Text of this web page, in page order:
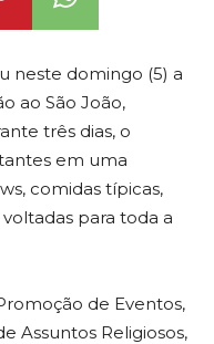
neste domingo (5) a
ao São João,
três dias, o
em uma
comidas típicas,
para toda a
de Eventos,
Assuntos Religiosos,